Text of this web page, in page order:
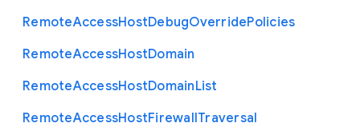
RemoteAccessHostDebugOverridePolicies
RemoteAccessHostDomain
RemoteAccessHostDomainList
RemoteAccessHostFirewallTraversal